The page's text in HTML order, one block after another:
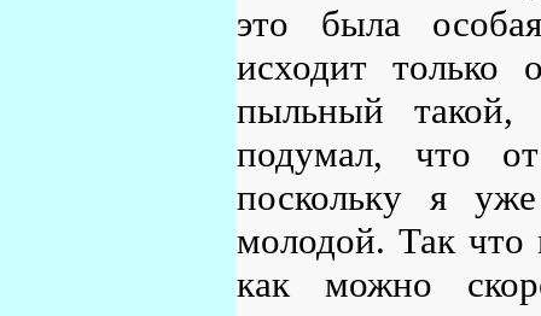
это была
исходит только
пыльный такой,
подумал, что
поскольку я
молодой. Так что
как можно